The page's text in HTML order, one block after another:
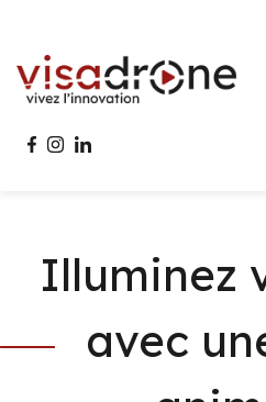
Illuminez
avec